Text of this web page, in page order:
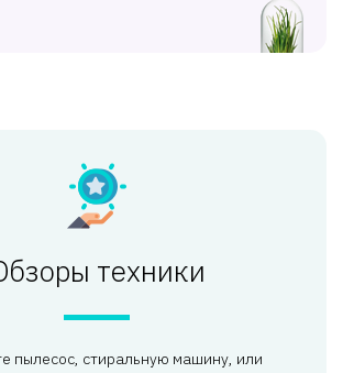
техники
пылесос, стиральную машину, или